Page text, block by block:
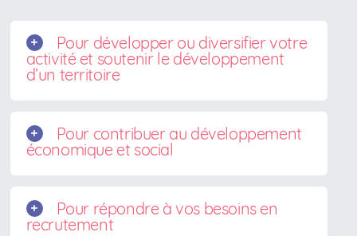
Pour développer ou diversifier votre
activité et soutenir le développement
d’un territoire
Pour contribuer au développement
économique et social
Pour répondre à vos besoins en
recrutement